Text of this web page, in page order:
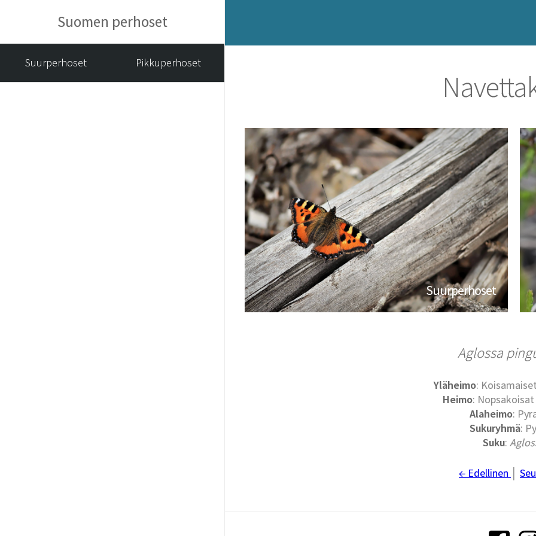
Suomen perhoset
Suurperhoset Pikkuperhoset
Suurperhoset
Aglossa
Yläheimo:
Heimo:
Alaheimo:
Sukuryhmä:
Suku:
← Edellinen